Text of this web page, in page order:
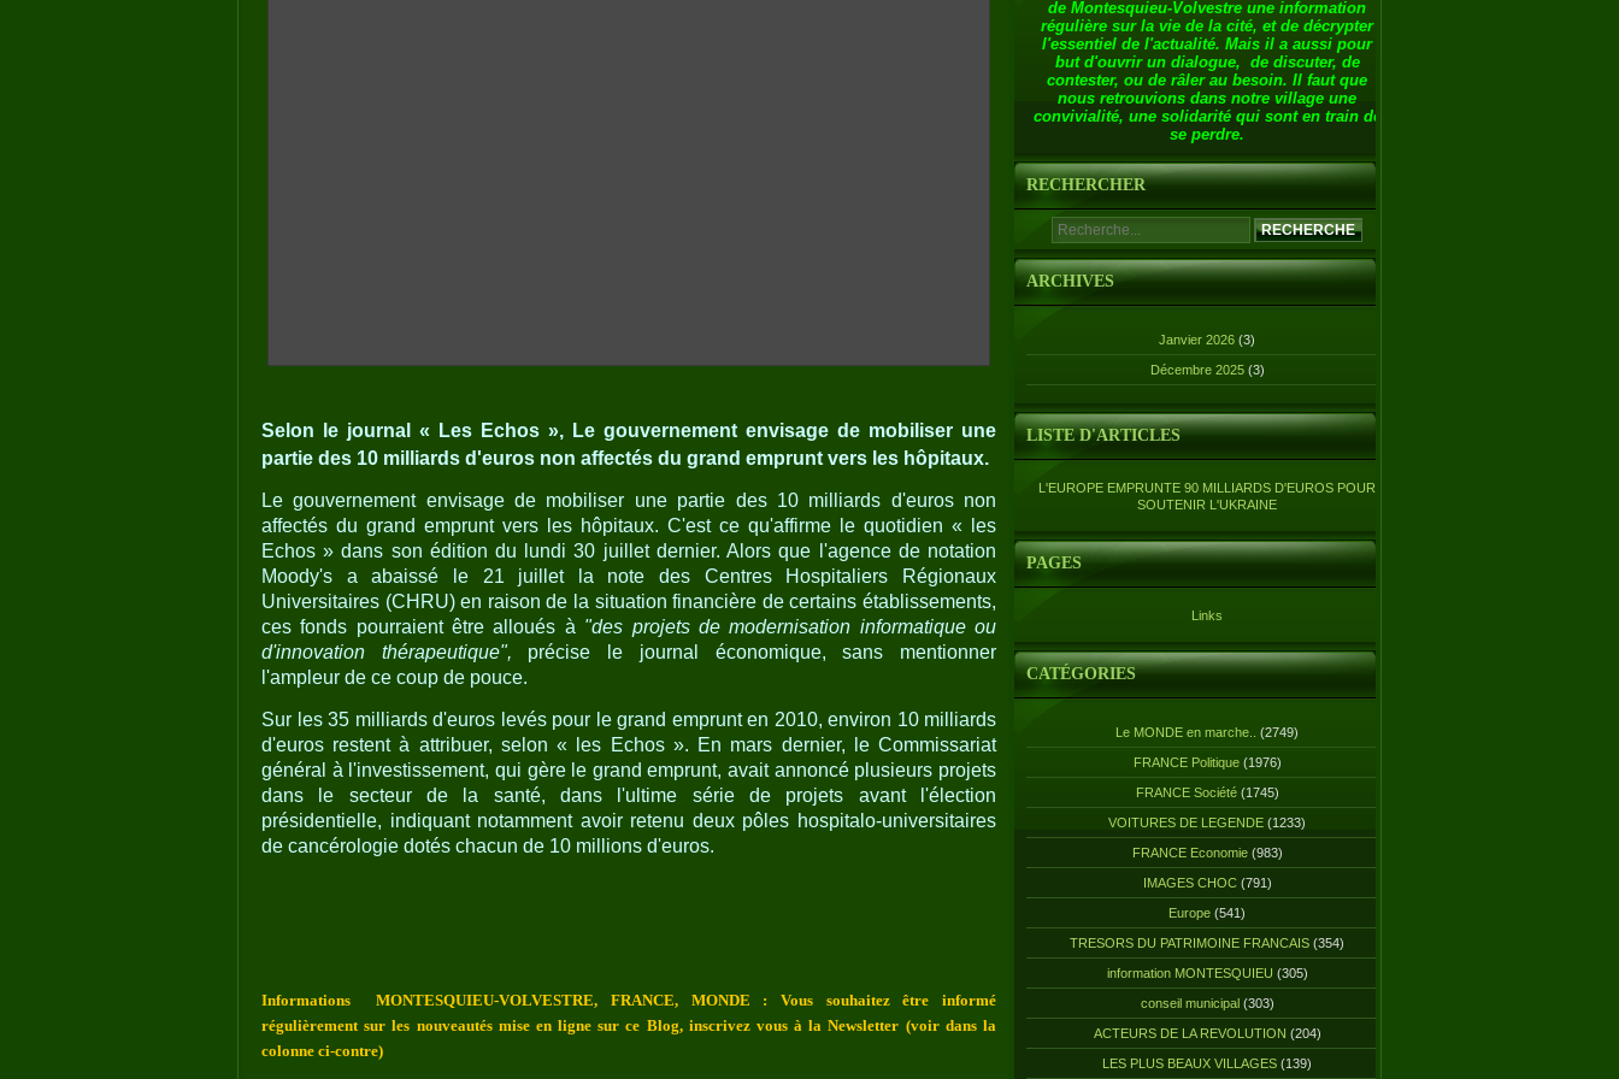
Selon le journal « Les Echos », Le gouvernement envisage de mobiliser une
partie des 10 milliards d'euros non affectés du grand emprunt vers les hôpitaux.
Le gouvernement envisage de mobiliser une partie des 10 milliards d'euros non
affectés du grand emprunt vers les hôpitaux. C'est ce qu'affirme le quotidien « les
Echos » dans son édition du lundi 30 juillet dernier. Alors que l'agence de notation
Moody's a abaissé le 21 juillet la note des Centres Hospitaliers Régionaux
Universitaires (CHRU) en raison de la situation financière de certains établissements,
ces fonds pourraient être alloués à "des projets de modernisation informatique ou
d'innovation thérapeutique", précise le journal économique, sans mentionner
l'ampleur de ce coup de pouce.
Sur les 35 milliards d'euros levés pour le grand emprunt en 2010, environ 10 milliards
d'euros restent à attribuer, selon « les Echos ». En mars dernier, le Commissariat
général à l'investissement, qui gère le grand emprunt, avait annoncé plusieurs projets
dans le secteur de la santé, dans l'ultime série de projets avant l'élection
présidentielle, indiquant notamment avoir retenu deux pôles hospitalo-universitaires
de cancérologie dotés chacun de 10 millions d'euros.
Informations MONTESQUIEU-VOLVESTRE, FRANCE, MONDE : Vous souhaitez être informé
régulièrement sur les nouveautés mise en ligne sur ce Blog, inscrivez vous à la Newsletter (voir dans la
colonne ci-contre)
de Montesquieu-Volvestre une information
régulière sur la vie de la cité, et de décrypter
l'essentiel de l'actualité. Mais il a aussi pour
but d'ouvrir un dialogue, de discuter, de
contester, ou de râler au besoin. Il faut que
nous retrouvions dans notre village une
convivialité, une solidarité qui sont en train de
se perdre.
RECHERCHER
ARCHIVES
Janvier 2026 (3)
Décembre 2025 (3)
LISTE D'ARTICLES
L'EUROPE EMPRUNTE 90 MILLIARDS D'EUROS POUR
SOUTENIR L'UKRAINE
PAGES
Links
CATÉGORIES
Le MONDE en marche.. (2749)
FRANCE Politique(1976)
FRANCE Société(1745)
VOITURES DE LEGENDE (1233)
FRANCE Economie(983)
IMAGES CHOC(791)
Europe (541)
TRESORS DU PATRIMOINE FRANCAIS (354)
information MONTESQUIEU (305)
conseil municipal(303)
ACTEURS DE LA REVOLUTION (204)
LES PLUS BEAUX VILLAGES (139)